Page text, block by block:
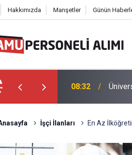
Hakkımızda Manşetler Günün
Temizlik 08:32
İşçi İlanları En Az